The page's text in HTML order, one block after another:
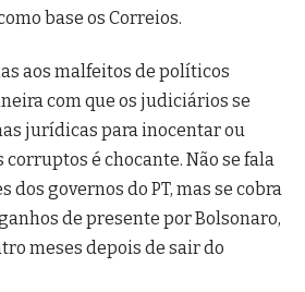
base os Correios.
aos malfeitos de políticos
com que os judiciários se
jurídicas para inocentar ou
é chocante. Não se fala
dos governos do PT, mas se cobra
de presente por Bolsonaro,
meses depois de sair do